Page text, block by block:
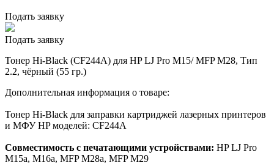
Подать заявку
Подать заявку
Тонер Hi-Black (CF244A) для HP LJ Pro M15/ MFP M28, Тип
2.2, чёрный (55 гр.)
Дополнительная информация о товаре:
Тонер Hi-Black для заправки картриджей лазерных принтеров
и МФУ HP моделей: CF244A
Совместимость с печатающими устройствами: HP LJ Pro
M15a, М16a, MFP M28a, MFP M29